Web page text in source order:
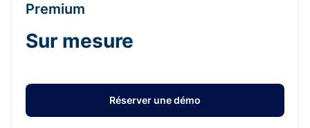
Premium
Sur mesure
Réserver une démo